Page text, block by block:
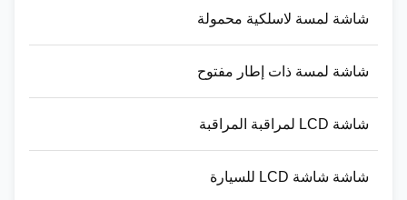
شاشة لمسة لاسلكية محمولة
شاشة لمسة ذات إطار مفتوح
شاشة LCD لمراقبة المراقبة
شاشة شاشة LCD للسيارة